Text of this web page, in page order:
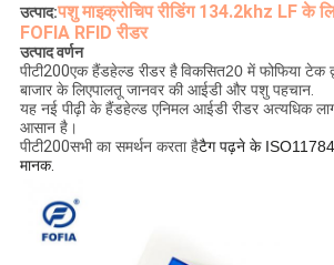
उत्पाद:पशु माइक्रोचिप रीडिंग 134.2khz LF के
FOFIA RFID रीडर
उत्पाद वर्णन
पीटी200एक हैंडहेल्ड रीडर हैविकसित20 में फोफिया टेक
बाजार के लिएपालतू जानवर की आईडी और पशु पहचान.
यह नई पीढ़ी के हैंडहेल्ड एनिमल आईडी रीडर अत्यधिक
आसान है।
पीटी200सभी का समर्थन करता हैटैग पढ़ने के
मानक.